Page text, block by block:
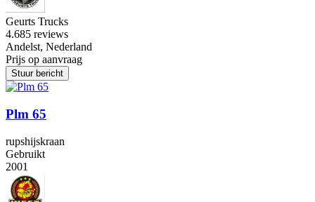
Geurts Trucks
4.685 reviews
Andelst, Nederland
Prijs op aanvraag
Stuur bericht
Plm 65
rupshijskraan
Gebruikt
2001